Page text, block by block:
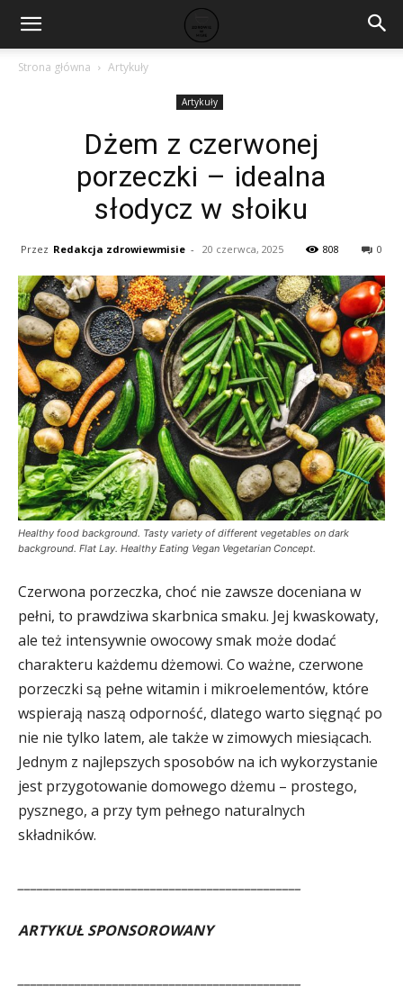
Strona główna Artykuły
Artykuły
Dżem z czerwonej
porzeczki – idealna
słodycz w słoiku
Przez Redakcja zdrowiewmisie - 20 czerwca, 2025 808 0
Healthy food background. Tasty variety of different vegetables on dark
background. Flat Lay. Healthy Eating Vegan Vegetarian Concept.
Czerwona porzeczka, choć nie zawsze doceniana w
pełni, to prawdziwa skarbnica smaku. Jej kwaskowaty,
ale też intensywnie owocowy smak może dodać
charakteru każdemu dżemowi. Co ważne, czerwone
porzeczki są pełne witamin i mikroelementów, które
wspierają naszą odporność, dlatego warto sięgnąć po
nie nie tylko latem, ale także w zimowych miesiącach.
Jednym z najlepszych sposobów na ich wykorzystanie
jest przygotowanie domowego dżemu – prostego,
pysznego, a przy tym pełnego naturalnych
składników.
ARTYKUŁ SPONSOROWANY